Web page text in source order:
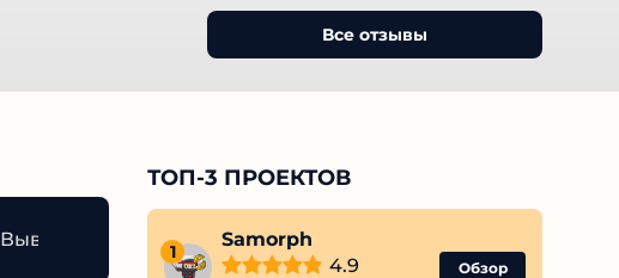
Все отзывы
Вывод по обзору
ТОП-3 ПРОЕКТОВ
Samorph
4.9
Обзор